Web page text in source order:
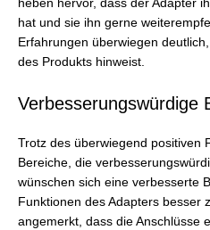
heben hervor, dass der Adapter
hat und sie ihn gerne
Erfahrungen überwiegen
des Produkts hinweist.
Verbesserungswürdige
Trotz des überwiegend positiven
Bereiche, die
wünschen sich eine verbesserte
Funktionen des Adapters besser
angemerkt, dass die Anschlüsse